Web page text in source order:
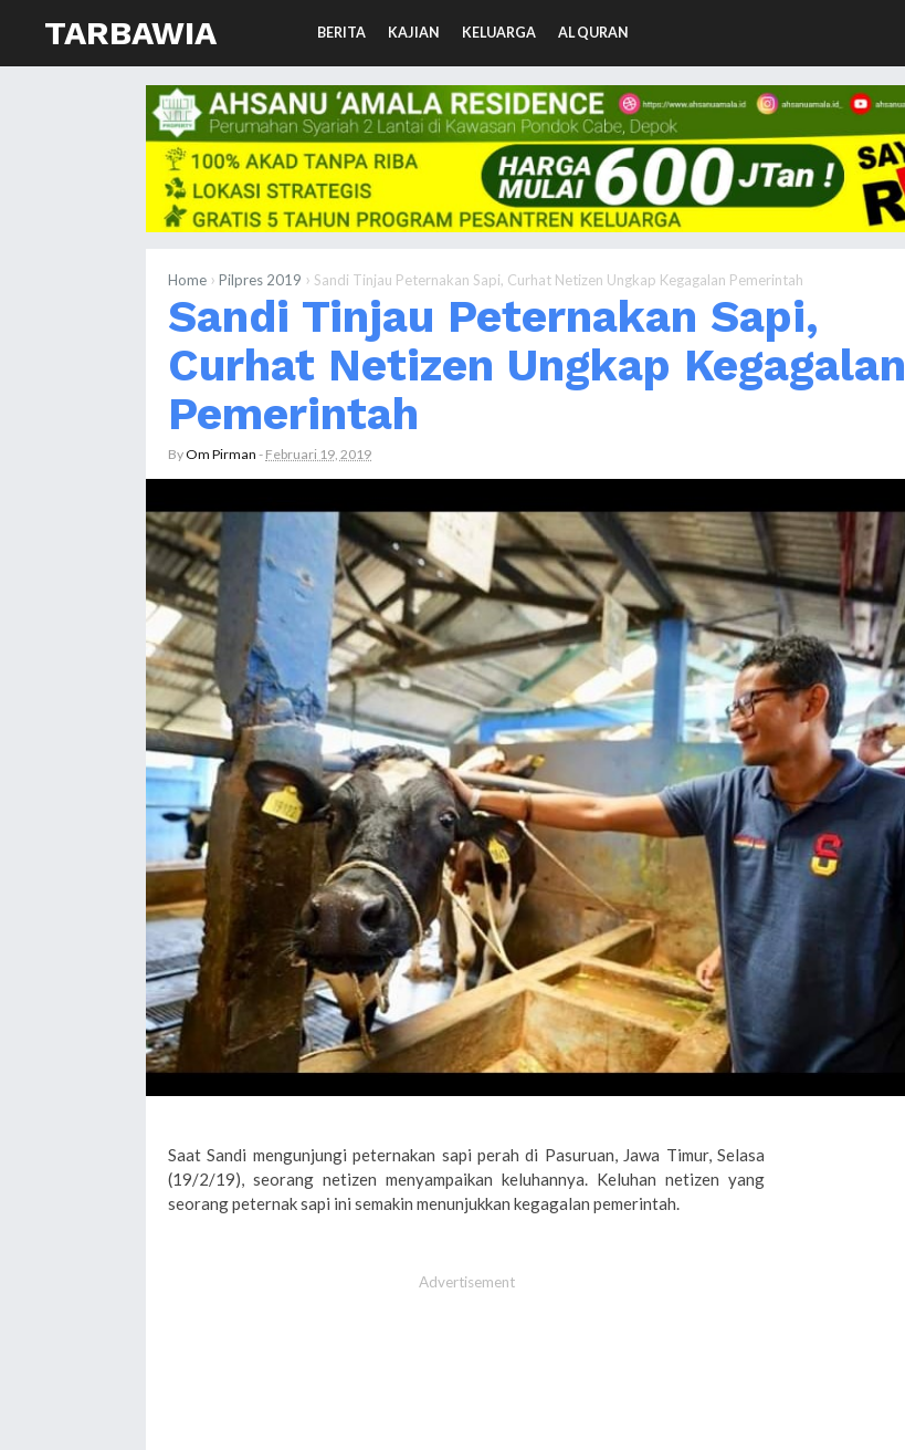
TARBAWIA BERITA KAJIAN KELUARGA AL QURAN
Home › Pilpres 2019 › Sandi Tinjau Peternakan Sapi, Curhat Netizen Ungkap Kegagalan Pemerintah
Sandi Tinjau Peternakan Sapi,
Curhat Netizen Ungkap Kegagalan
Pemerintah
ByOm Pirman - Februari 19, 2019
Saat Sandi mengunjungi peternakan sapi perah di Pasuruan, Jawa Timur, Selasa
(19/2/19), seorang netizen menyampaikan keluhannya. Keluhan netizen yang
seorang peternak sapi ini semakin menunjukkan kegagalan pemerintah.
Advertisement